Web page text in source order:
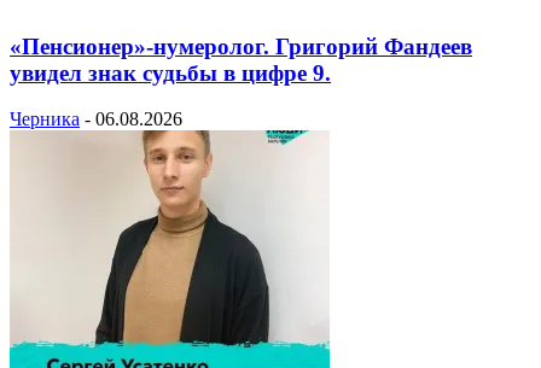
«Пенсионер»-нумеролог. Григорий Фандеев
увидел знак судьбы в цифре 9.
Черника - 06.08.2026